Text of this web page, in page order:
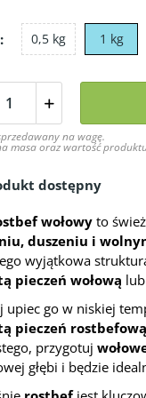
0,5 kg 1 kg
na wagę.
masa oraz wartość
dostępny
wołowy to
duszeniu i
wyjątkowa
pieczeń wołową
upiec go w niskiej
pieczeń rostbefową
przygotuj
głębi i będzie